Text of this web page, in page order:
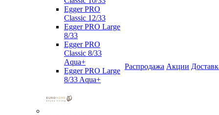
Egger PRO
Classic 12/33
Egger PRO Large
8/33
Egger PRO
Classic 8/33
Aqua+
Egger PRO Large
8/33 Aqua+
Распродажа Акции